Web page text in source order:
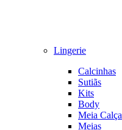
Lingerie
Calcinhas
Sutiãs
Kits
Body
Meia Calça
Meias